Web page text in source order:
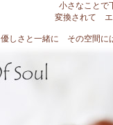
小さなことで
変換されて エ
優しさと一緒に その空間に